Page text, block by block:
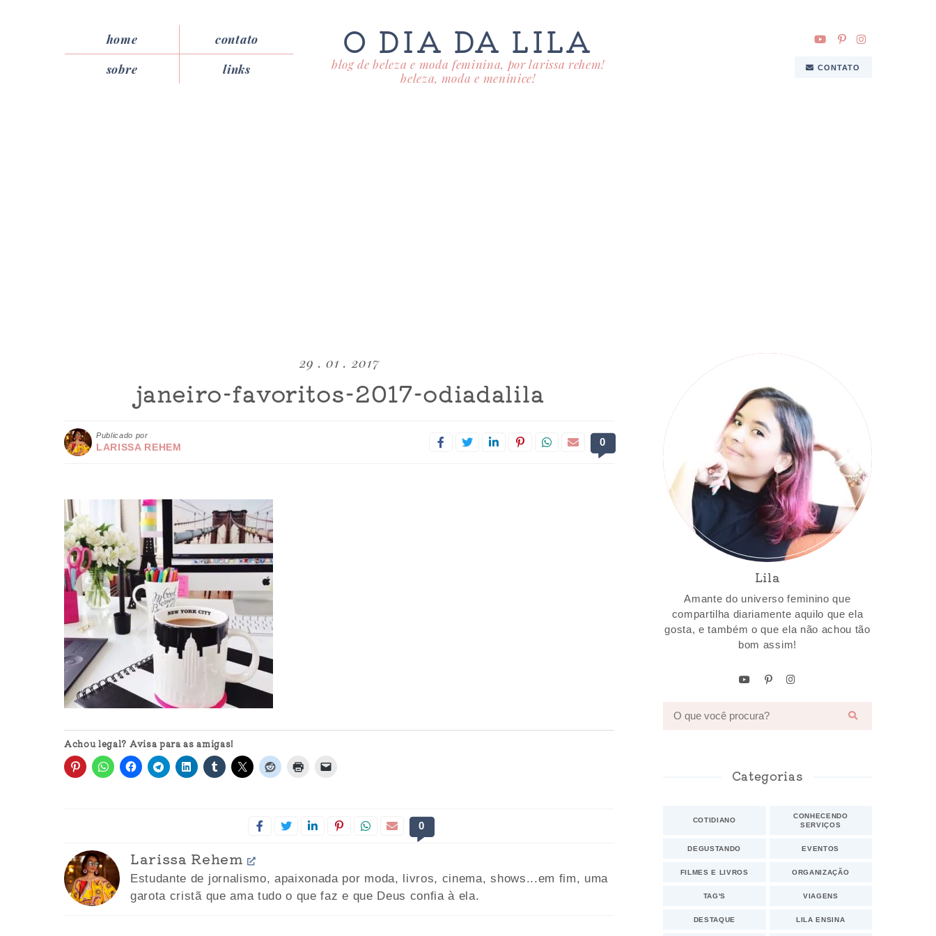
home
contato
sobre
links
O DIA DA LILA
blog de beleza e moda feminina, por larissa rehem!
beleza, moda e meninice!
CONTATO
29 . 01 . 2017
janeiro-favoritos-2017-odiadalila
Publicado por
LARISSA REHEM 0
Achou legal? Avisa para as amigas!
0
Larissa Rehem
Estudante de jornalismo, apaixonada por moda, livros, cinema, shows...em fim, uma
garota cristã que ama tudo o que faz e que Deus confia à ela.
Lila
Amante do universo feminino que
compartilha diariamente aquilo que ela
gosta, e também o que ela não achou tão
bom assim!
Categorias
COTIDIANO
CONHECENDO
SERVIÇOS
DEGUSTANDO EVENTOS
FILMES E LIVROS ORGANIZAÇÃO
TAG'S VIAGENS
DESTAQUE LILA ENSINA